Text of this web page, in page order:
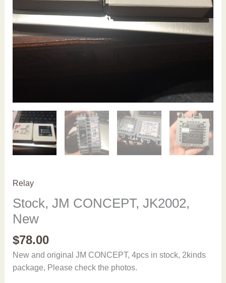
Relay
Stock, JM CONCEPT, JK2002,
New
$78.00
New and original JM CONCEPT, 4pcs in stock, 2kinds
package, Please check the photos.